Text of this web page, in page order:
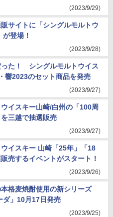
(2023/9/29)
サイトに「シングルモルトウ
登場！
(2023/9/28)
った！ シングルモルトウイス
響2023のセット商品を発売
(2023/9/27)
イスキー山崎/白州の「100周
三越で抽選販売
(2023/9/27)
イスキー 山崎「25年」「18
売するイベントがスタート！
(2023/9/26)
格麦焼酎使用の新シリーズ
ダ」10月17日発売
(2023/9/25)